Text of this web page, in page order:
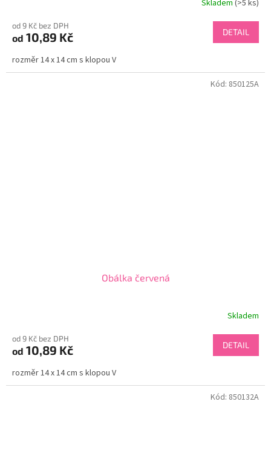
Skladem (>5 ks)
od 9 Kč bez DPH
od 10,89 Kč DETAIL
rozměr 14 x 14 cm s klopou V
Obálka červená
Skladem
od 9 Kč bez DPH
od 10,89 Kč DETAIL
rozměr 14 x 14 cm s klopou V
Kód: 850125A
Kód: 850132A